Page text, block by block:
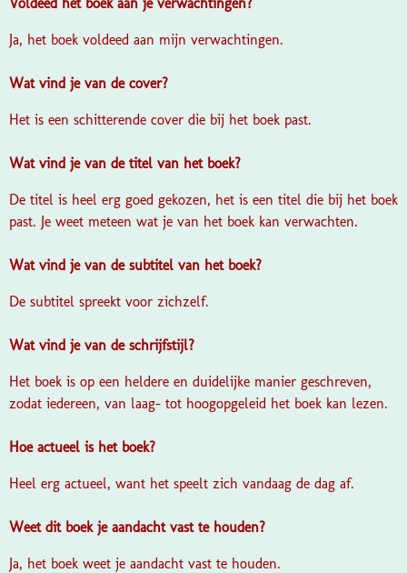
Ja, het boek voldeed aan mijn verwachtingen.
Wat vind je van de cover?
Het is een schitterende cover die bij het boek past.
Wat vind je van de titel van het boek?
De titel is heel erg goed gekozen, het is een titel die bij het boek
past. Je weet meteen wat je van het boek kan verwachten.
Wat vind je van de subtitel van het boek?
De subtitel spreekt voor zichzelf.
Wat vind je van de schrijfstijl?
Het boek is op een heldere en duidelijke manier geschreven,
zodat iedereen, van laag- tot hoogopgeleid het boek kan lezen.
Hoe actueel is het boek?
Heel erg actueel, want het speelt zich vandaag de dag af.
Weet dit boek je aandacht vast te houden?
Ja, het boek weet je aandacht vast te houden.